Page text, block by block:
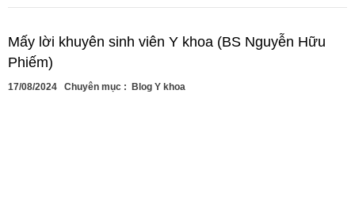
Mấy lời khuyên sinh viên Y khoa (BS Nguyễn Hữu
Phiếm)
17/08/2024 Chuyên mục : Blog Y khoa